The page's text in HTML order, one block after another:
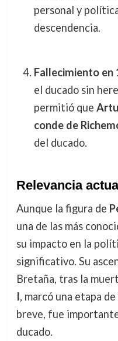
personal y
descendencia.
Fallecimiento en
el ducado sin
permitió que
conde de
del ducado.
Relevancia
Aunque la figura de
una de las más
su impacto en la
significativo. Su
Bretaña, tras la
I, marcó una etapa
breve, fue
ducado.